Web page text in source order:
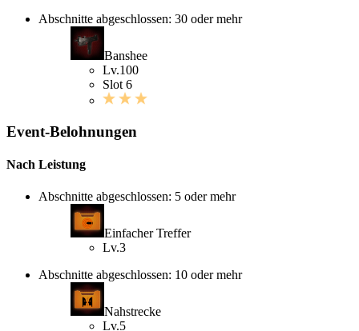
Abschnitte abgeschlossen: 30 oder mehr
Banshee
Lv.100
Slot 6
Event-Belohnungen
Nach Leistung
Abschnitte abgeschlossen: 5 oder mehr
Einfacher Treffer
Lv.3
Abschnitte abgeschlossen: 10 oder mehr
Nahstrecke
Lv.5